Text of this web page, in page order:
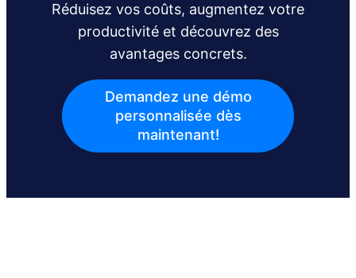
Réduisez vos coûts, augmentez votre
productivité et découvrez des
avantages concrets.
Demandez une démo
personnalisée dès
maintenant!